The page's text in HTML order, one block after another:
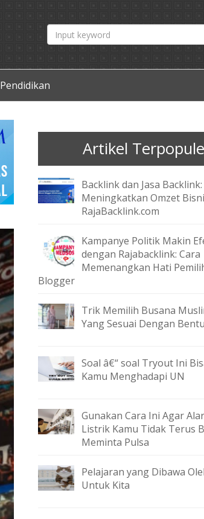
Pendidikan
Artikel
Backlink dan Jasa
Meningkatkan Omzet
RajaBacklink.com
Kampanye Politik Makin
dengan Rajabacklink: Cara
Memenangkan Hati
Blogger
Trik Memilih Busana
Yang Sesuai Dengan
Soal â€“ soal Tryout Ini
Kamu Menghadapi UN
Gunakan Cara Ini Agar
Listrik Kamu Tidak Terus
Meminta Pulsa
Pelajaran yang Dibawa
Untuk Kita